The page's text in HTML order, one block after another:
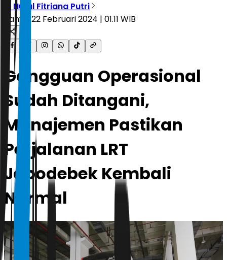
R. Nurul Fitriana Putri
Kamis, 22 Februari 2024 | 01.11 WIB
Gangguan Operasional
Sudah Ditangani,
Manajemen Pastikan
Perjalanan LRT
Jabodebek Kembali
Normal